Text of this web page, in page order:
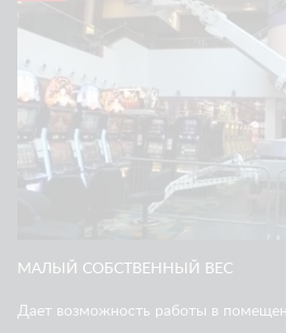
МАЛЫЙ СОБСТВЕННЫЙ ВЕС
Дает возможность работы в